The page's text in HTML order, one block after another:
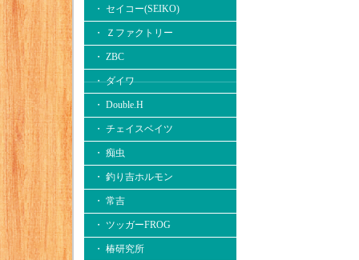
・ セイコー(SEIKO)
・ Ｚファクトリー
・ ZBC
・ ダイワ
・ Double.H
・ チェイスベイツ
・ 痴虫
・ 釣り吉ホルモン
・ 常吉
・ ツッガーFROG
・ 椿研究所